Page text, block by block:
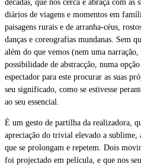
décadas, que nos cerca e abraça com
diários de viagens e momentos em
paisagens rurais e de arranha-céus,
danças e coreografias mundanas. Sem
além do que vemos (nem uma
possibilidade de abstracção, numa
espectador para este procurar as suas
seu significado, como se estivesse
ao seu essencial.
É um gesto de partilha da realizadora,
apreciação do trivial elevado a
que se prolongam e repetem. Dois
foi projectado em película, e que nos